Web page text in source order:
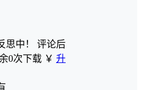
思中！ 评论后
0次下载 ￥ 升